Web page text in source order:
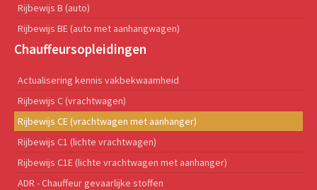
Rijbewijs B (auto)
Rijbewijs BE (auto met aanhangwagen)
Chauffeursopleidingen
Actualisering kennis vakbekwaamheid
Rijbewijs C (vrachtwagen)
Rijbewijs CE (vrachtwagen met aanhanger)
Rijbewijs C1 (lichte vrachtwagen)
Rijbewijs C1E (lichte vrachtwagen met aanhanger)
ADR - Chauffeur gevaarlijke stoffen